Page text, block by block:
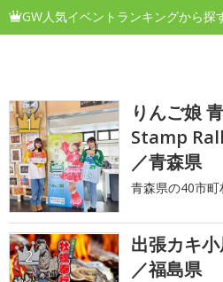
GW人気イベントランキングから探
1
りんご娘
Stamp
／青森県
青森県の40市
2
出張カキ
／福島県